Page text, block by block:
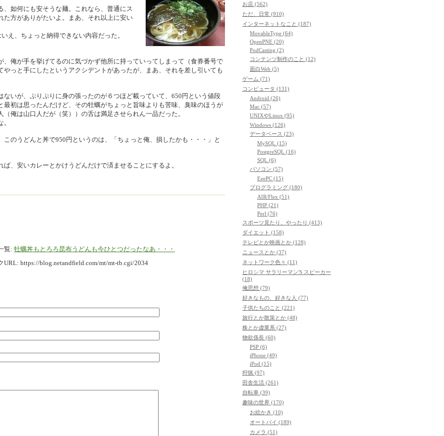
如何にも安そうな麺。これなら、普通にス
た方がありがたいよ。まあ、それ以上に安い
え、ちょっと納得できない内容だった。
、俺が手を挙げてるのに気づかず他所に持っていってしまって（食券番号で
っと手にしたというアクシデントがあったが、まあ、それを差し引いても
いが、ぷりぷりに身の張ったのが６つほど載っていて、650円という値段
最初は思ったんだけど、その牡蠣がちょっと旨味よりも苦味、臭味のほうが
俺は山口人だが（笑））の舌は満足させられん一品だった。
のうどんと丼で950円というのは、「ちょっと俺、損したかも・・・」と
、安いカレーとかけうどんだけで済ませることにするよ。
覧: 牡蠣丼もとろろ昆布うどんも今ひとつだったなあ・・・
URL: https://blog.netandfield.com/mt/mt-tb.cgi/2034
お店 (562)
ただ、日常 (910)
インターネットなこと (187)
MovableType (64)
OpenPNE (20)
PodCasting (2)
コンテンツ制作のこと (12)
面白Web (5)
ゲーム (71)
コンピュータ (131)
Android (26)
Mac (57)
UNIXやLinux (95)
Windows (126)
データベース (23)
MySQL (15)
PostgreSQL (16)
SQL (6)
パソコン (57)
EeePC (15)
プログラミング (180)
AIR/Flex (51)
PHP (21)
Perl (76)
スポーツ見たり、やったり (413)
ダイエット (158)
テレビとか映画とか (128)
ニュースとか (37)
ネットワーク色々 (11)
ヒロシマ サラリーマン'S スピーカー
(18)
俺思想 (79)
好きなもの、好きな人 (77)
子供たちのこと (221)
旅行とか散策とか (48)
株とか虚業系 (27)
物欲係長 (60)
PSP (6)
iPhone (49)
iPod (15)
狩猟 (97)
田舎生活 (261)
自転車 (39)
趣味の世界 (170)
お絵かき (10)
オートバイ (189)
カメラ (51)